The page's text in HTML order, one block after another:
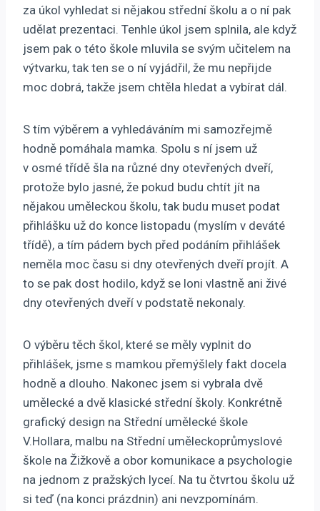
za úkol vyhledat si nějakou střední školu a o ní pak
udělat prezentaci. Tenhle úkol jsem splnila, ale když
jsem pak o této škole mluvila se svým učitelem na
výtvarku, tak ten se o ní vyjádřil, že mu nepřijde
moc dobrá, takže jsem chtěla hledat a vybírat dál.
S tím výběrem a vyhledáváním mi samozřejmě
hodně pomáhala mamka. Spolu s ní jsem už
v osmé třídě šla na různé dny otevřených dveří,
protože bylo jasné, že pokud budu chtít jít na
nějakou uměleckou školu, tak budu muset podat
přihlášku už do konce listopadu (myslím v deváté
třídě), a tím pádem bych před podáním přihlášek
neměla moc času si dny otevřených dveří projít. A
to se pak dost hodilo, když se loni vlastně ani živé
dny otevřených dveří v podstatě nekonaly.
O výběru těch škol, které se měly vyplnit do
přihlášek, jsme s mamkou přemýšlely fakt docela
hodně a dlouho. Nakonec jsem si vybrala dvě
umělecké a dvě klasické střední školy. Konkrétně
grafický design na Střední umělecké škole
V.Hollara, malbu na Střední uměleckoprůmyslové
škole na Žižkově a obor komunikace a psychologie
na jednom z pražských lyceí. Na tu čtvrtou školu už
si teď (na konci prázdnin) ani nevzpomínám.